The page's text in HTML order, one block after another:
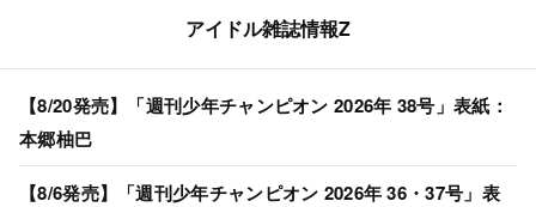
アイドル雑誌情報Z
【8/20発売】「週刊少年チャンピオン 2026年 38号」表紙：
本郷柚巴
【8/6発売】「週刊少年チャンピオン 2026年 36・37号」表